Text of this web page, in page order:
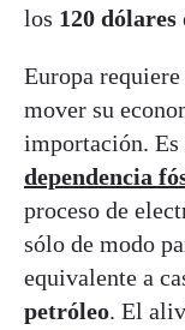
los 120 dólares
Europa
mover su
importación. Es
dependencia
proceso de
sólo de modo
equivalente a
petróleo. El